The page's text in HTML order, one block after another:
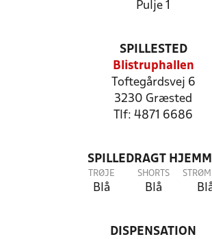
Pulje 1
SPILLESTED
Blistruphallen
Toftegårdsvej 6
3230 Græsted
Tlf: 4871 6686
SPILLEDRAGT
TRØJE
Blå
SHORTS
Blå
DISPENSATION